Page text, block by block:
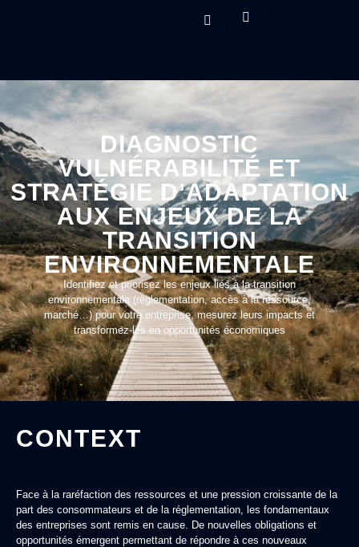
DIAGNOSTIC
VULNÉRABILITÉ ET
STRATÉGIE D’ADAPTATION
AUX ENJEUX DE LA
TRANSITION
ENVIRONNEMENTALE
Identifiez et priorisez les enjeux liés à la transition
environnementale (règlementation, accès à la ressource,
marché…) pour votre entreprise, mesurez leurs impacts et
transformez-les en opportunités économiques
CONTEXT
Face à la raréfaction des ressources et une pression croissante de la
part des consommateurs et de la réglementation, les fondamentaux
des entreprises sont remis en cause. De nouvelles obligations et
opportunités émergent permettant de répondre à ces nouveaux